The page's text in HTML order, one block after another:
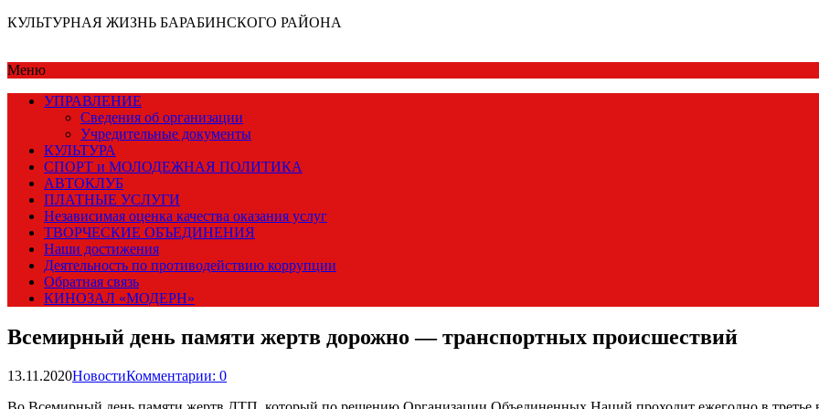
КУЛЬТУРНАЯ ЖИЗНЬ БАРАБИНСКОГО РАЙОНА
Меню
УПРАВЛЕНИЕ
Сведения об организации
Учредительные документы
КУЛЬТУРА
СПОРТ и МОЛОДЕЖНАЯ ПОЛИТИКА
АВТОКЛУБ
ПЛАТНЫЕ УСЛУГИ
Независимая оценка качества оказания услуг
ТВОРЧЕСКИЕ ОБЪЕДИНЕНИЯ
Наши достижения
Деятельность по противодействию коррупции
Обратная связь
КИНОЗАЛ «МОДЕРН»
Всемирный день памяти жертв дорожно — транспортных происшествий
13.11.2020НовостиКомментарии: 0